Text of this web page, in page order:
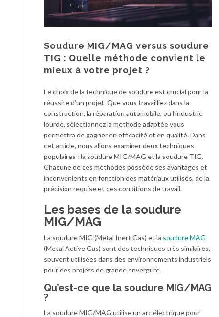
Soudure MIG/MAG versus soudure
TIG : Quelle méthode convient le
mieux à votre projet ?
Le choix de la technique de soudure est crucial pour la
réussite d’un projet. Que vous travailliez dans la
construction, la réparation automobile, ou l’industrie
lourde, sélectionnez la méthode adaptée vous
permettra de gagner en efficacité et en qualité. Dans
cet article, nous allons examiner deux techniques
populaires : la soudure MIG/MAG et la soudure TIG.
Chacune de ces méthodes possède ses avantages et
inconvénients en fonction des matériaux utilisés, de la
précision requise et des conditions de travail.
Les bases de la soudure
MIG/MAG
La soudure MIG (Metal Inert Gas) et la soudure MAG
(Metal Active Gas) sont des techniques très similaires,
souvent utilisées dans des environnements industriels
pour des projets de grande envergure.
Qu’est-ce que la soudure MIG/MAG
?
La soudure MIG/MAG utilise un arc électrique pour